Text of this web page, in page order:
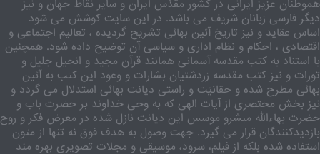
هموطنان عزیز ایرانی در کشور مقدّس ایران و سایر نقاط جهان و نیز
دیگر فارسی زبانان شریف می باشد. در این سایت کوشش می شود
اساس عقاید و نیز تاریخ آئین بهائی تشریح گردیده ، تعالیم اجتماعی و
اقتصادی ، احکام و نظام اداری و سیاسی آن توضیح داده شود. همچنین
با استناد به کتب مقدسه آسمانی همانند قرآن مجید و انجیل جلیل و
تورات و نیز کتب مقدسه زردشتیان بشارات و وعود این کتب به آئین
بهائی مطرح شده و حقانیّت و راستی دیانت بهائی استدلال می گردد و
نیز بخش مختصری از آیات الهی که به وحی خداوند بر حضرت باب و
حضرت بهاءالله مبشرو موسس این دیانت نازل شده در معرض فکر و روح
بازدیدکنندگان قرار می گیرد. جهت وصول به هدف فوق نه تنها از متون
استفاده شده بلکه از فیلم، سرود، موسیقی و مجلات تصویری بهره مند